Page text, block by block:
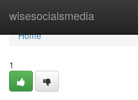
wisesocialsmedia
Home
Home
1